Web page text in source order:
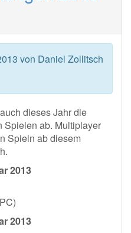
von Daniel Zollitsch
dieses Jahr die
Spielen ab. Multiplayer
Spieln ab diesem
2013
2013